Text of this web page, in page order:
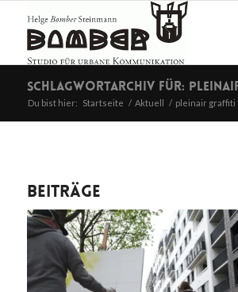
Schlagwortarchiv für:
Du bist hier: Startseite / Aktuell / pleinair graffiti
Beiträge